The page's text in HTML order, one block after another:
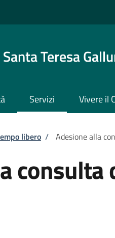
Teresa
Servizi Vivere il
libero / Adesione alla